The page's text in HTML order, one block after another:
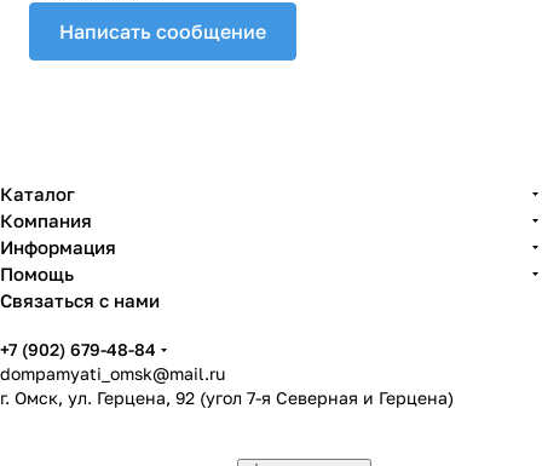
Написать сообщение
Каталог
Компания
Информация
Помощь
Связаться с нами
+7 (902) 679-48-84
dompamyati_omsk@mail.ru
г. Омск, ул. Герцена, 92 (угол 7-я Северная и Герцена)